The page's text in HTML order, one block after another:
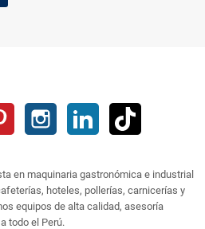
Pinterest Instagram LinkedIn
en maquinaria gastronómica e industrial
hoteles, pollerías, carnicerías y
equipos de alta calidad, asesoría
todo el Perú.